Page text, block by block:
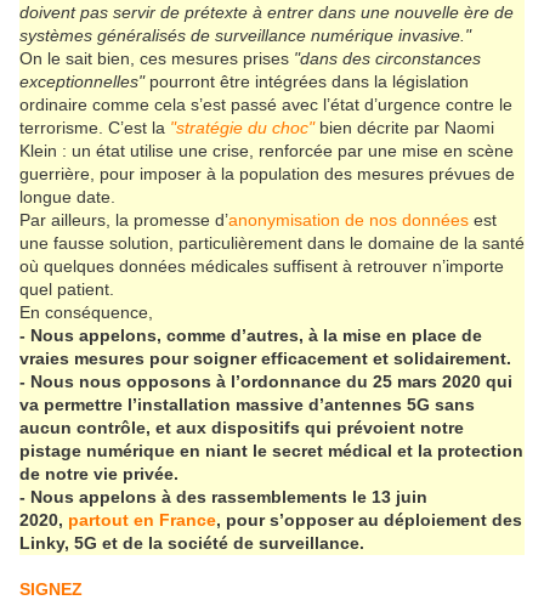
doivent pas servir de prétexte à entrer dans une nouvelle ère de
systèmes généralisés de surveillance numérique invasive."
On le sait bien, ces mesures prises "dans des circonstances
exceptionnelles" pourront être intégrées dans la législation
ordinaire comme cela s’est passé avec l’état d’urgence contre le
terrorisme. C’est la "stratégie du choc" bien décrite par Naomi
Klein : un état utilise une crise, renforcée par une mise en scène
guerrière, pour imposer à la population des mesures prévues de
longue date.
Par ailleurs, la promesse d’anonymisation de nos données est
une fausse solution, particulièrement dans le domaine de la santé
où quelques données médicales suffisent à retrouver n’importe
quel patient.
En conséquence,
- Nous appelons, comme d’autres, à la mise en place de
vraies mesures pour soigner efficacement et solidairement.
- Nous nous opposons à l’ordonnance du 25 mars 2020 qui
va permettre l’installation massive d’antennes 5G sans
aucun contrôle, et aux dispositifs qui prévoient notre
pistage numérique en niant le secret médical et la protection
de notre vie privée.
- Nous appelons à des rassemblements le 13 juin
2020, partout en France, pour s’opposer au déploiement des
Linky, 5G et de la société de surveillance.
SIGNEZ